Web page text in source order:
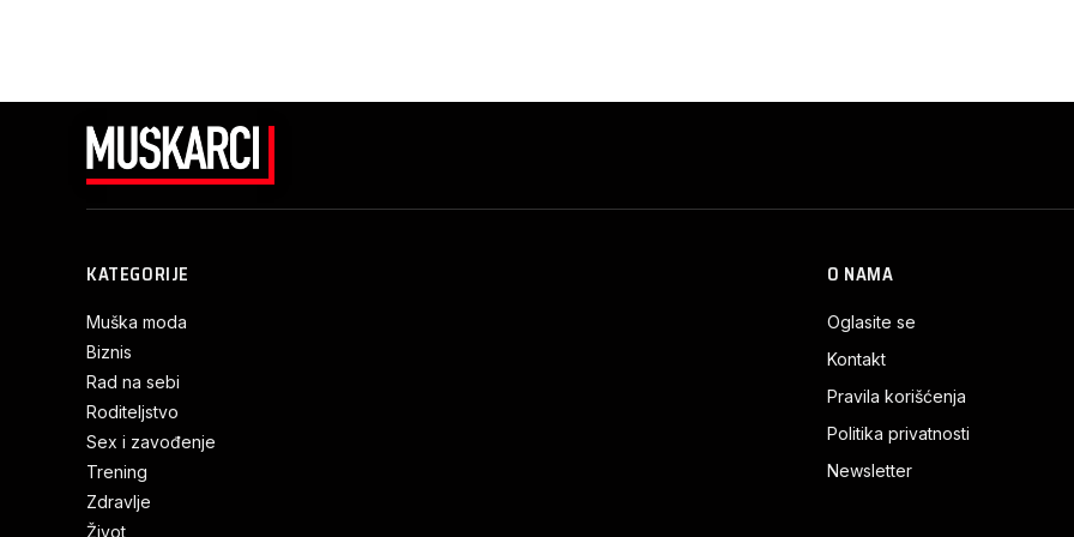
KATEGORIJE
Muška moda
Biznis
Rad na sebi
Roditeljstvo
Sex i zavođenje
Trening
Zdravlje
Život
O NAMA
Oglasite se
Kontakt
Pravila korišćenja
Politika privatnosti
Newsletter